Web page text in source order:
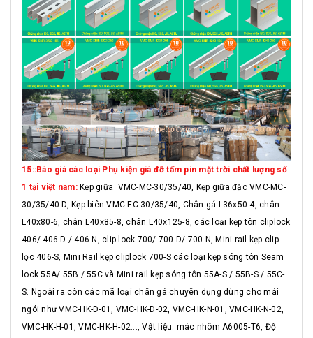
15::Báo giá các loại Phụ kiện giá đỡ tấm pin mặt trời chất lượng số
1 tại việt nam: Kẹp giữa VMC-MC-30/35/40, Kẹp giữa đặc VMC-MC-
30/35/40-D, Kẹp biên VMC-EC-30/35/40, Chân gá L36x50-4, chân
L40x80-6, chân L40x85-8, chân L40x125-8, các loại kẹp tôn cliplock
406/ 406-D / 406-N, clip lock 700/ 700-D/ 700-N, Mini rail kẹp clip
lọc 406-S, Mini Rail kẹp cliplock 700-S các loại kẹp sóng tôn Seam
lock 55A/ 55B / 55C và Mini rail kẹp sóng tôn 55A-S / 55B-S / 55C-
S. Ngoài ra còn các mã loại chân gá chuyên dụng dùng cho mái
ngói như VMC-HK-D-01, VMC-HK-D-02, VMC-HK-N-01, VMC-HK-N-02,
VMC-HK-H-01, VMC-HK-H-02..., Vật liệu: mác nhôm A6005-T6, Độ